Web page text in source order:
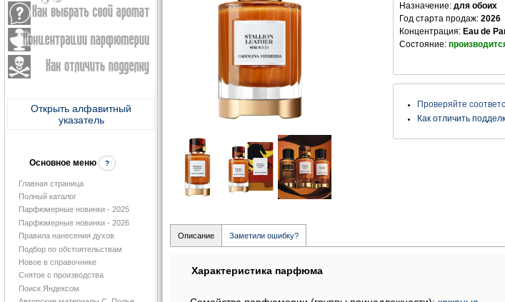
Открыть алфавитный
указатель
Основное меню ?
Главная страница
Полный каталог
Парфюмерные новинки - 2025
Парфюмерные новинки - 2026
Правила нанесения духов
Подбор по обстоятельствам
Новое в справочнике
Снятое с производства
Поиск Яндексом
Назначение: для обоих
Год старта продаж: 2026
Концентрация: Eau de
Состояние:
Проверяйте
Как отличить
Описание Заметили ошибку?
Характеристика парфюма